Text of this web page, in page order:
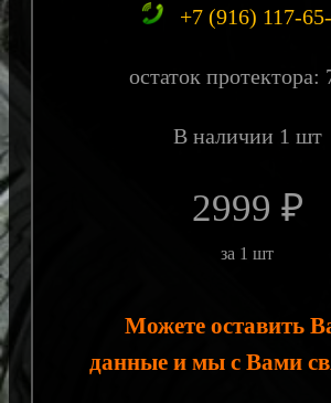
+7 (916) 117-
остаток протектора:
В наличии 1 шт
2999 ₽
за 1 шт
Можете оставить
данные и мы с Вами